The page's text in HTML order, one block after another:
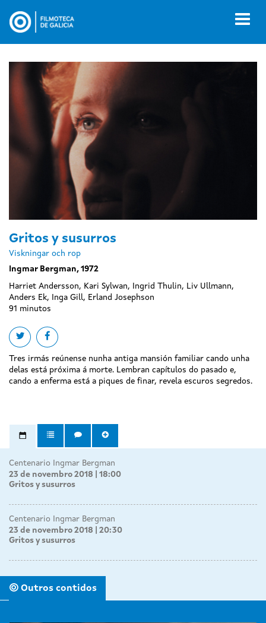
contido
Gritos y susurros
Viskningar och rop
Ingmar Bergman, 1972
Harriet Andersson, Kari Sylwan, Ingrid Thulin, Liv Ullmann,
Anders Ek, Inga Gill, Erland Josephson
91 minutos
Share on twitter
Share on facebook
Tres irmás reúnense nunha antiga mansión familiar cando unha
delas está próxima á morte. Lembran capítulos do pasado e,
cando a enferma está a piques de finar, revela escuros segredos.
Centenario Ingmar Bergman
23 de novembro 2018 | 18:00
Gritos y susurros
Centenario Ingmar Bergman
23 de novembro 2018 | 20:30
Gritos y susurros
Outros contidos